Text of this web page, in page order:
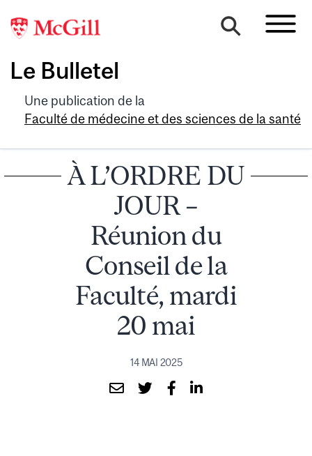
Le Bulletel
Une publication de la
Faculté de médecine et des sciences de la santé
À L’ORDRE DU
JOUR –
Réunion du
Conseil de la
Faculté, mardi
20 mai
14 MAI 2025